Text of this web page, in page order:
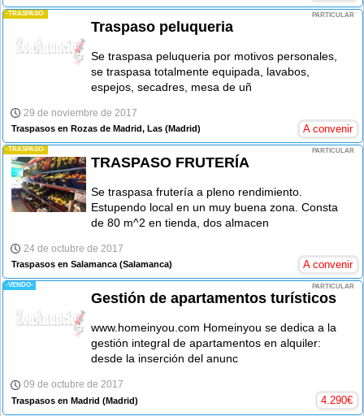
-TRASPASO- PARTICULAR
Traspaso peluqueria
Se traspasa peluqueria por motivos personales,
se traspasa totalmente equipada, lavabos,
espejos, secadres, mesa de uñ
29 de noviembre de 2017
Traspasos en Rozas de Madrid, Las (Madrid) A convenir
-TRASPASO- PARTICULAR
TRASPASO FRUTERÍA
Se traspasa frutería a pleno rendimiento.
Estupendo local en un muy buena zona. Consta
de 80 m^2 en tienda, dos almacen
24 de octubre de 2017
Traspasos en Salamanca(Salamanca) A convenir
-VENDO- PARTICULAR
Gestión de apartamentos turísticos
www.homeinyou.com Homeinyou se dedica a la
gestión integral de apartamentos en alquiler:
desde la inserción del anunc
09 de octubre de 2017
Traspasos en Madrid (Madrid) 4.290€